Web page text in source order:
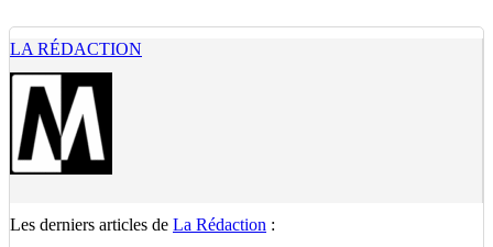
LA RÉDACTION
Les derniers articles de La Rédaction :